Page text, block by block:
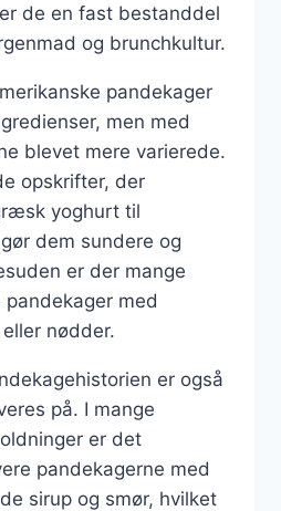
de en fast bestanddel
og brunchkultur.
pandekager
men med
blevet mere varierede.
opskrifter, der
yoghurt til
dem sundere og
er der mange
med
nødder.
er også
på. I mange
er det
pandekagerne med
sirup og smør, hvilket